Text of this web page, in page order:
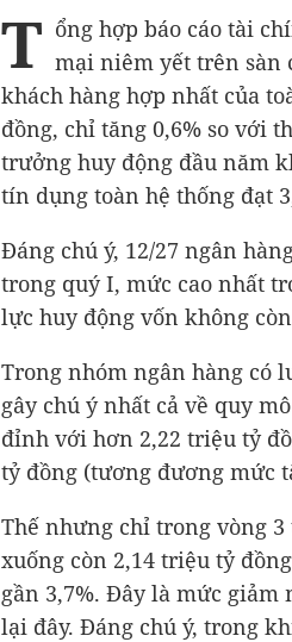
T ổng hợp báo cáo tài
mại niêm yết trên sàn
khách hàng hợp nhất của
đồng, chỉ tăng 0,6% so với
trưởng huy động đầu năm
tín dụng toàn hệ thống đạt
Đáng chú ý, 12/27 ngân
trong quý I, mức cao nhất
lực huy động vốn không
Trong nhóm ngân hàng có
gây chú ý nhất cả về quy
đỉnh với hơn 2,22 triệu tỷ
tỷ đồng (tương đương mức
Thế nhưng chỉ trong vòng 3
xuống còn 2,14 triệu tỷ đồng
gần 3,7%. Đây là mức
lại đây. Đáng chú ý, trong